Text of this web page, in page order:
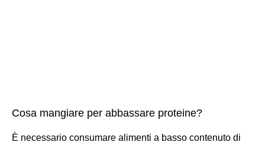
Cosa mangiare per abbassare proteine?
È necessario consumare alimenti a basso contenuto di